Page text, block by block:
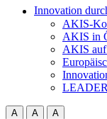
Innovation
AKIS-
AKIS in
AKIS auf
LEADER
A A A